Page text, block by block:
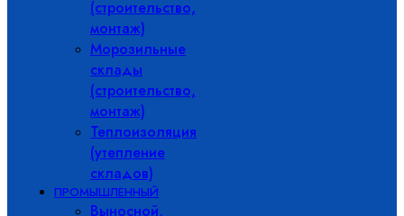
(строительство,
монтаж)
Морозильные
склады
(строительство,
монтаж)
Теплоизоляция
(утепление
складов)
ПРОМЫШЛЕННЫЙ
Выносной,